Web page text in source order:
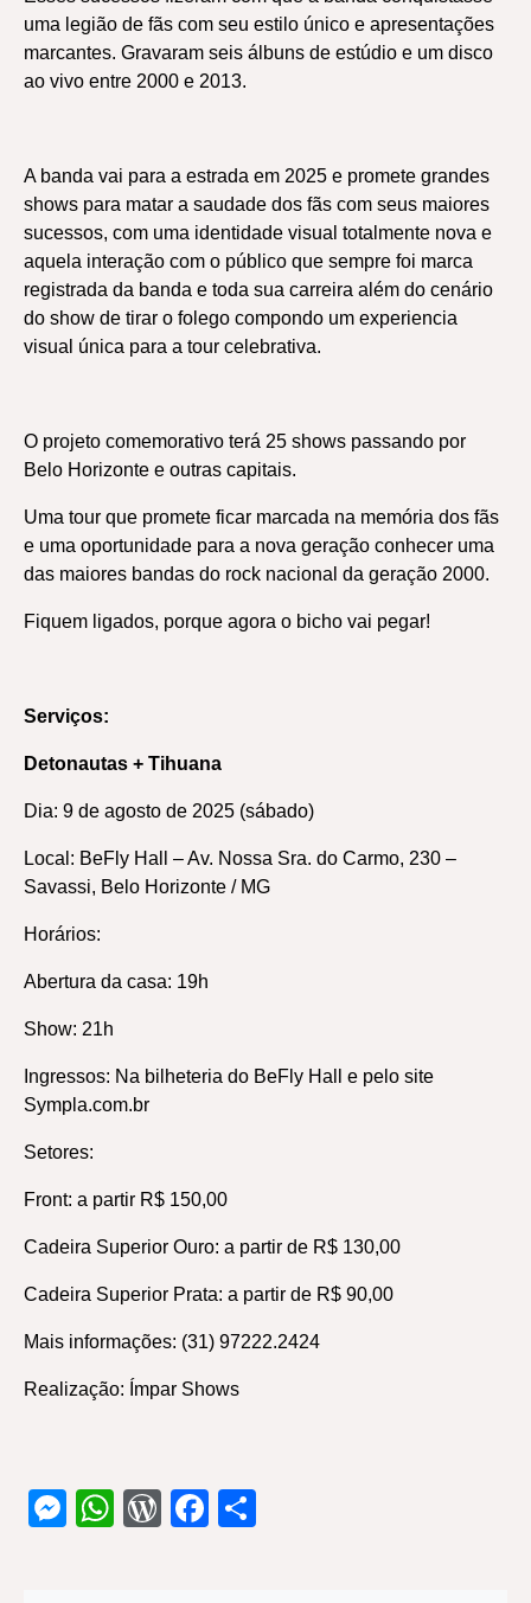
uma legião de fãs com seu estilo único e apresentações
marcantes. Gravaram seis álbuns de estúdio e um disco
ao vivo entre 2000 e 2013.
A banda vai para a estrada em 2025 e promete grandes
shows para matar a saudade dos fãs com seus maiores
sucessos, com uma identidade visual totalmente nova e
aquela interação com o público que sempre foi marca
registrada da banda e toda sua carreira além do cenário
do show de tirar o folego compondo um experiencia
visual única para a tour celebrativa.
O projeto comemorativo terá 25 shows passando por
Belo Horizonte e outras capitais.
Uma tour que promete ficar marcada na memória dos fãs
e uma oportunidade para a nova geração conhecer uma
das maiores bandas do rock nacional da geração 2000.
Fiquem ligados, porque agora o bicho vai pegar!
Serviços:
Detonautas + Tihuana
Dia: 9 de agosto de 2025 (sábado)
Local: BeFly Hall – Av. Nossa Sra. do Carmo, 230 –
Savassi, Belo Horizonte / MG
Horários:
Abertura da casa: 19h
Show: 21h
Ingressos: Na bilheteria do BeFly Hall e pelo site
Sympla.com.br
Setores:
Front: a partir R$ 150,00
Cadeira Superior Ouro: a partir de R$ 130,00
Cadeira Superior Prata: a partir de R$ 90,00
Mais informações: (31) 97222.2424
Realização: Ímpar Shows
Messenger
WhatsApp
WordPress
Facebook